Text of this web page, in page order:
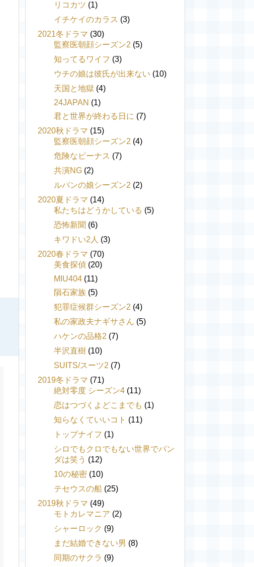
リコカツ (1)
イチケイのカラス (3)
2021冬ドラマ (30)
監察医朝顔シーズン2 (5)
知ってるワイフ (3)
ウチの娘は彼氏が出来ない (10)
天国と地獄 (4)
24JAPAN (1)
君と世界が終わる日に (7)
2020秋ドラマ (15)
監察医朝顔シーズン2 (4)
危険なビーナス (7)
共演NG (2)
ルパンの娘シーズン2 (2)
2020夏ドラマ (14)
私たちはどうかしている (5)
恐怖新聞 (6)
キワドい2人 (3)
2020春ドラマ (70)
美食探偵 (20)
MIU404 (11)
隕石家族 (5)
犯罪症候群シーズン2 (4)
私の家政夫ナギサさん (5)
ハケンの品格2 (7)
半沢直樹 (10)
SUITS/スーツ2 (7)
2019冬ドラマ (71)
絶対零度 シーズン4 (11)
恋はつづくよどこまでも (1)
知らなくていいコト (11)
トップナイフ (1)
シロでもクロでもない世界でパン
ダは笑う (12)
10の秘密 (10)
テセウスの船 (25)
2019秋ドラマ (49)
モトカレマニア (2)
シャーロック (9)
まだ結婚できない男 (8)
同期のサクラ (9)